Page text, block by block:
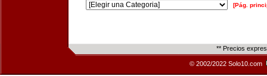
[Pág.
** Precios
© 2002/2022 Solo10.com